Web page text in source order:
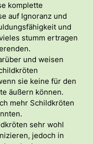
komplette
auf Ignoranz und
und
stumm ertragen
und weisen
sie keine für den
äußern können.
mehr Schildkröten
sehr wohl
jedoch in